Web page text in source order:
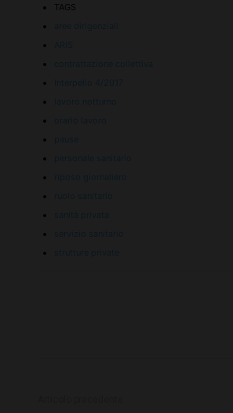
TAGS